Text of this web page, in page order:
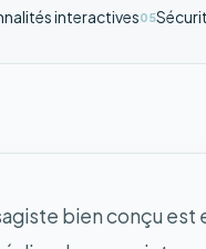
interactives05
bien conçu est